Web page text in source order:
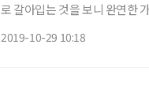
로 갈아입는 것을 보니 완연한
2019-10-29 10:18